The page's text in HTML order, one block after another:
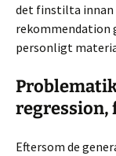
det finstilta innan
rekommendation
personligt
Eftersom de